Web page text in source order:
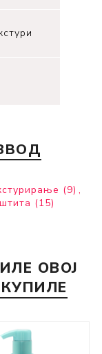
(9) ,
(15)
ОВОЈ